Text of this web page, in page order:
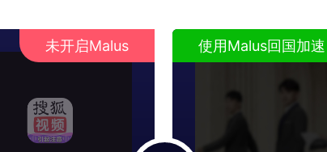
未开启Malus 使用Malus回国加速